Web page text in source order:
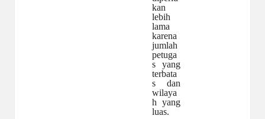
kan
lebih
lama
karena
jumlah
petuga
s
yang
terbata
s
dan
wilaya
h yang
luas.